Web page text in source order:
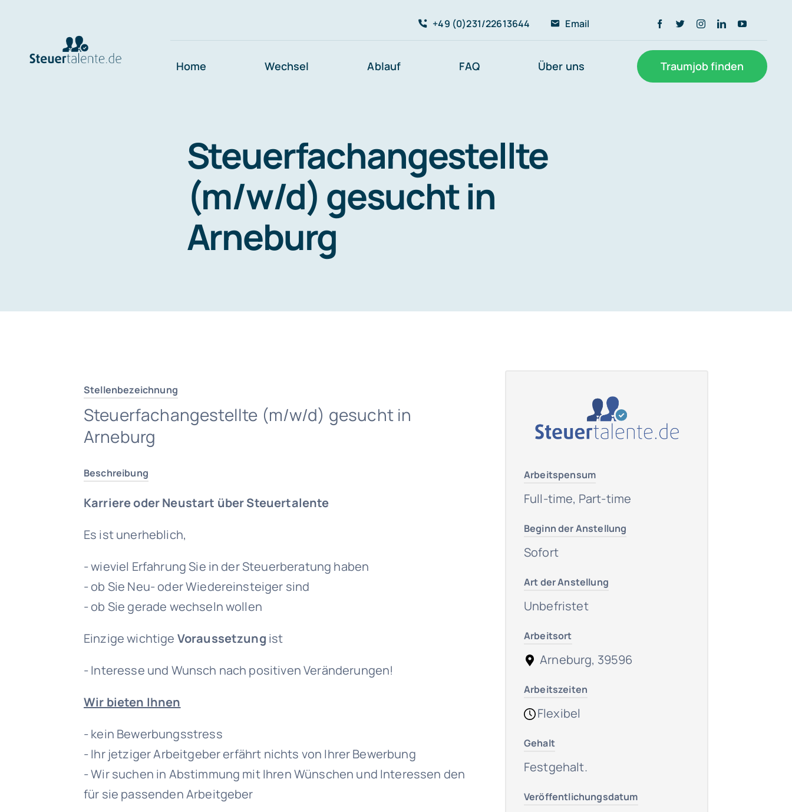
content
+49 (0)231/22613644 Email
Home Wechsel Ablauf FAQ Über uns Traumjob finden
Steuerfachangestellte
(m/w/d) gesucht in
Arneburg
Stellenbezeichnung
Steuerfachangestellte (m/w/d) gesucht in
Arneburg
Beschreibung
Karriere oder Neustart über Steuertalente
Es ist unerheblich,
- wieviel Erfahrung Sie in der Steuerberatung haben
- ob Sie Neu- oder Wiedereinsteiger sind
- ob Sie gerade wechseln wollen
Einzige wichtige Voraussetzung ist
- Interesse und Wunsch nach positiven Veränderungen!
Wir bieten Ihnen
- kein Bewerbungsstress
- Ihr jetziger Arbeitgeber erfährt nichts von Ihrer Bewerbung
- Wir suchen in Abstimmung mit Ihren Wünschen und Interessen den
für sie passenden Arbeitgeber
Arbeitspensum
Full-time, Part-time
Beginn der Anstellung
Sofort
Art der Anstellung
Unbefristet
Arbeitsort
Arneburg, 39596
Arbeitszeiten
Flexibel
Gehalt
Festgehalt.
Veröffentlichungsdatum